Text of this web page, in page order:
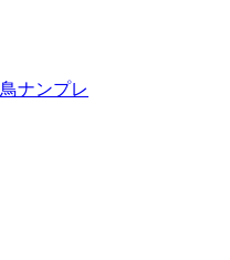
鳥ナンプレ